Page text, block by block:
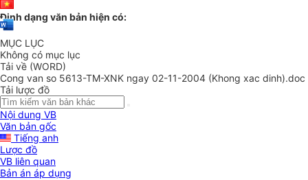
Định dạng văn bản hiện có:
MỤC LỤC
Không có mục lục
Tải về (WORD)
Cong van so 5613-TM-XNK ngay 02-11-2004 (Khong xac dinh).doc
Tải lược đồ
Nội dung VB
Văn bản gốc
Tiếng anh
Lược đồ
VB liên quan
Bản án áp dụng